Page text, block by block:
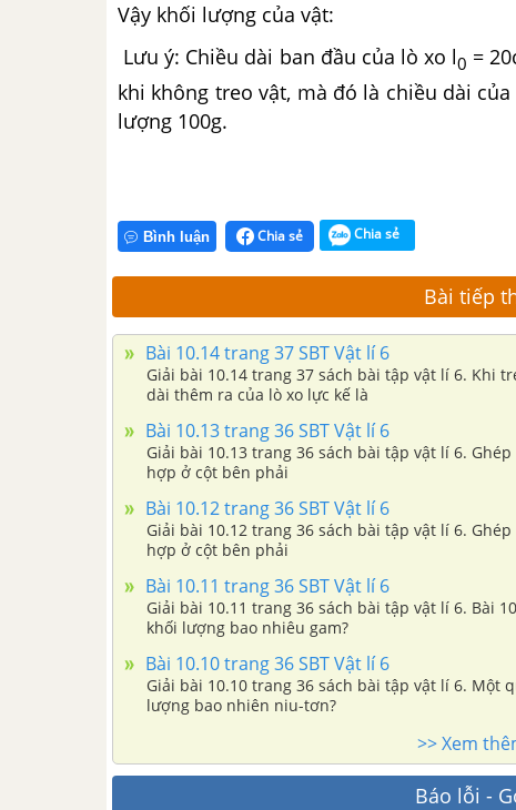
Vậy khối lượng của vật:
Lưu ý: Chiều dài ban đầu của lò xo l0 =
khi không treo vật, mà đó là chiều dài
lượng 100g.
Bình luận Chia sẻ Chia sẻ
Bài tiếp
Bài 10.14 trang 37 SBT Vật lí 6
Giải bài 10.14 trang 37 sách bài tập vật lí 6. Khi
dài thêm ra của lò xo lực kế là
Bài 10.13 trang 36 SBT Vật lí 6
Giải bài 10.13 trang 36 sách bài tập vật lí 6.
hợp ở cột bên phải
Bài 10.12 trang 36 SBT Vật lí 6
Giải bài 10.12 trang 36 sách bài tập vật lí 6.
hợp ở cột bên phải
Bài 10.11 trang 36 SBT Vật lí 6
Giải bài 10.11 trang 36 sách bài tập vật lí 6. Bài
khối lượng bao nhiêu gam?
Bài 10.10 trang 36 SBT Vật lí 6
Giải bài 10.10 trang 36 sách bài tập vật lí 6. Một
lượng bao nhiên niu-tơn?
>> Xem
Báo lỗi -